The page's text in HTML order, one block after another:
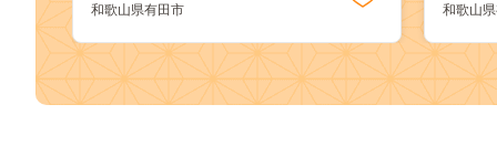
和歌山県有田市 和歌山